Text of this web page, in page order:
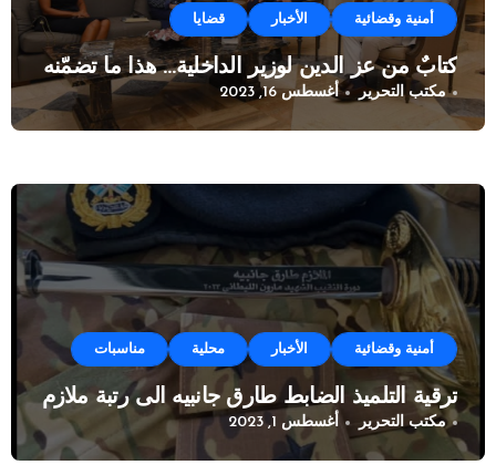
أمنية وقضائية الأخبار قضايا
كتابٌ من عز الدين لوزير الداخلية… هذا ما تضمّنه
مكتب التحرير أغسطس 16, 2023
أمنية وقضائية الأخبار محلية مناسبات
ترقية التلميذ الضابط طارق جانبيه الى رتبة ملازم
مكتب التحرير أغسطس 1, 2023